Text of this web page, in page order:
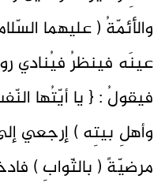
والأئمّةُ ( عليهما
عينَه فينظرُ فيُنادي
فيقولُ : { يا أيّتُها
وأهلِ بيتِه ) إرجعي
مرضيّةً ( بالثّوابِ )